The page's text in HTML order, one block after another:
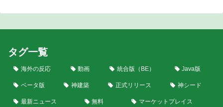
タグ一覧
海外の反応 動画 統合版（BE） Java版
ベータ版 神建築 正式リリース 神シード
最新ニュース 無料 マーケットプレイス